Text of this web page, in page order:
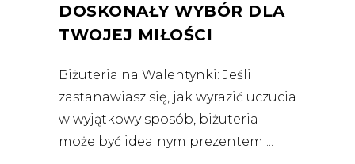
DOSKONAŁY WYBÓR DLA
TWOJEJ MIŁOŚCI
Biżuteria na Walentynki: Jeśli
zastanawiasz się, jak wyrazić uczucia
w wyjątkowy sposób, biżuteria
może być idealnym prezentem